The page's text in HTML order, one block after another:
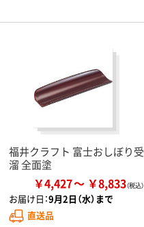
福井クラフト 富士おしぼり受
溜 全面塗
￥4,427 ￥8,833
お届け日：9月2日（水）まで
直送品